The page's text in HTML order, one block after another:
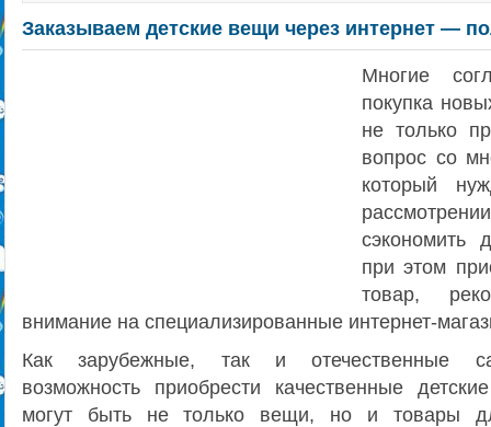
Заказываем детские вещи через интернет —
Многие
покупка
не только
вопрос со
который
сэкономить
при этом
товар,
внимание на специализированные интернет-
Как зарубежные, так и отечественные
возможность приобрести качественные
могут быть не только вещи, но и товары